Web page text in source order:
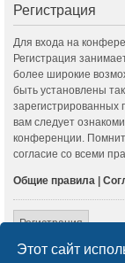
Этот сайт
Регистрация
Для входа на
Регистрация
более широкие
быть установлены
зарегистрированных
вам следует
конференции.
согласие со всеми
Общие правила
Регистрация